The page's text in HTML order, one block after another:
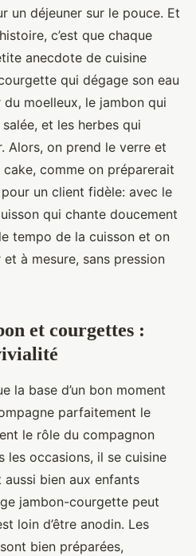
un déjeuner sur le pouce. Et
c’est que chaque
anecdote de cuisine
qui dégage son eau
moelleux, le jambon qui
et les herbes qui
Alors, on prend le verre et
comme on préparerait
un client fidèle: avec le
qui chante doucement
tempo de la cuisson et on
à mesure, sans pression
et courgettes :
la base d’un bon moment
parfaitement le
le rôle du compagnon
les occasions, il se cuisine
bien aux enfants
jambon-courgette peut
loin d’être anodin. Les
bien préparées,